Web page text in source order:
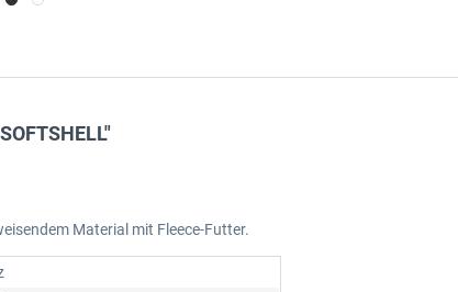
Material mit Fleece-Futter.